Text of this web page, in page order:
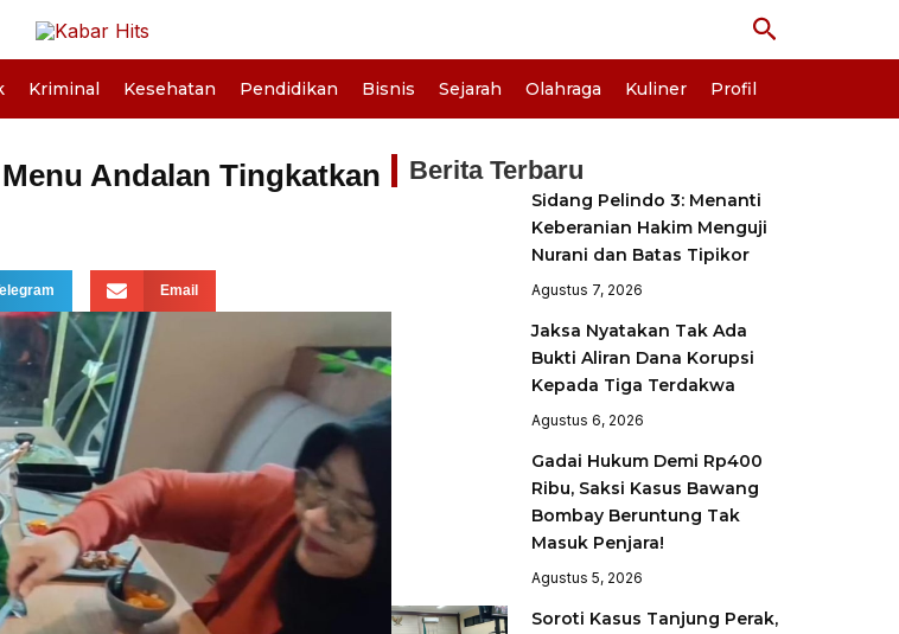
Cari
Kriminal Kesehatan Pendidikan Bisnis Sejarah Olahraga Kuliner Profil
Andalan Tingkatkan
Email
Berita Terbaru
Sidang Pelindo 3: Menanti
Keberanian Hakim Menguji
Nurani dan Batas Tipikor
Agustus 7, 2026
Jaksa Nyatakan Tak Ada
Bukti Aliran Dana Korupsi
Kepada Tiga Terdakwa
Agustus 6, 2026
Gadai Hukum Demi Rp400
Ribu, Saksi Kasus Bawang
Bombay Beruntung Tak
Masuk Penjara!
Agustus 5, 2026
Soroti Kasus Tanjung Perak,